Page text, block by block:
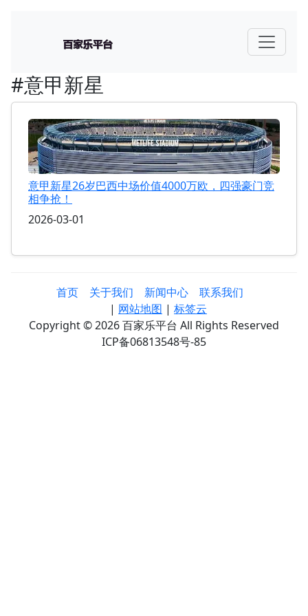
#意甲新星
意甲新星26岁巴西中场价值4000万欧，四强豪门竞
相争抢！
2026-03-01
首页 关于我们 新闻中心
联系我们
| 网站地图 | 标签云
Copyright © 2026 百家乐平台 All Rights Reserved
ICP备06813548号-85